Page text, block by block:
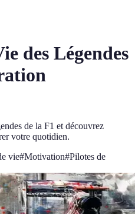
des Légendes
de la F1 et découvrez
votre quotidien.
vie#Motivation#Pilotes de